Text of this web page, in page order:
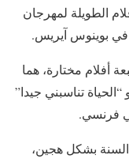
الطويلة لمهرجان
في بوينوس آيريس.
أفلام مختارة، هما
تناسبني جيدا”
فرنسي.
بشكل هجين،